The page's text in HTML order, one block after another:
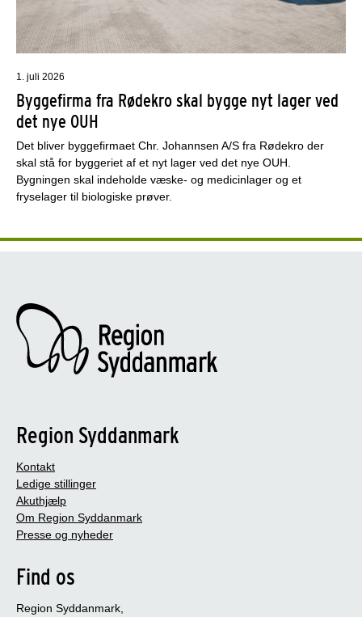
1. juli 2026
Byggefirma fra Rødekro skal bygge nyt lager ved
det nye OUH
Det bliver byggefirmaet Chr. Johannsen A/S fra Rødekro der
skal stå for byggeriet af et nyt lager ved det nye OUH.
Bygningen skal indeholde væske- og medicinlager og et
fryselager til biologiske prøver.
Region Syddanmark
Kontakt
Ledige stillinger
Akuthjælp
Om Region Syddanmark
Presse og nyheder
Find os
Region Syddanmark,